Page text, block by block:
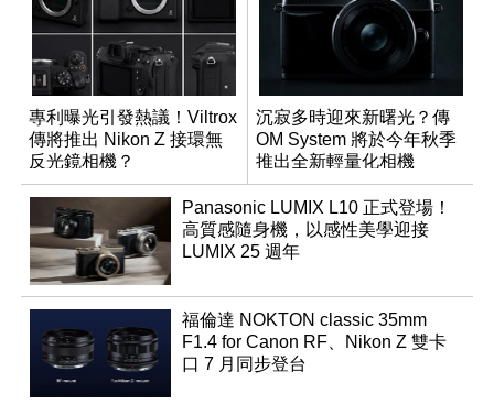
專利曝光引發熱議！Viltrox
傳將推出 Nikon Z 接環無
反光鏡相機？
沉寂多時迎來新曙光？傳
OM System 將於今年秋季
推出全新輕量化相機
Panasonic LUMIX L10 正式登場！
高質感隨身機，以感性美學迎接
LUMIX 25 週年
福倫達 NOKTON classic 35mm
F1.4 for Canon RF、Nikon Z 雙卡
口 7 月同步登台